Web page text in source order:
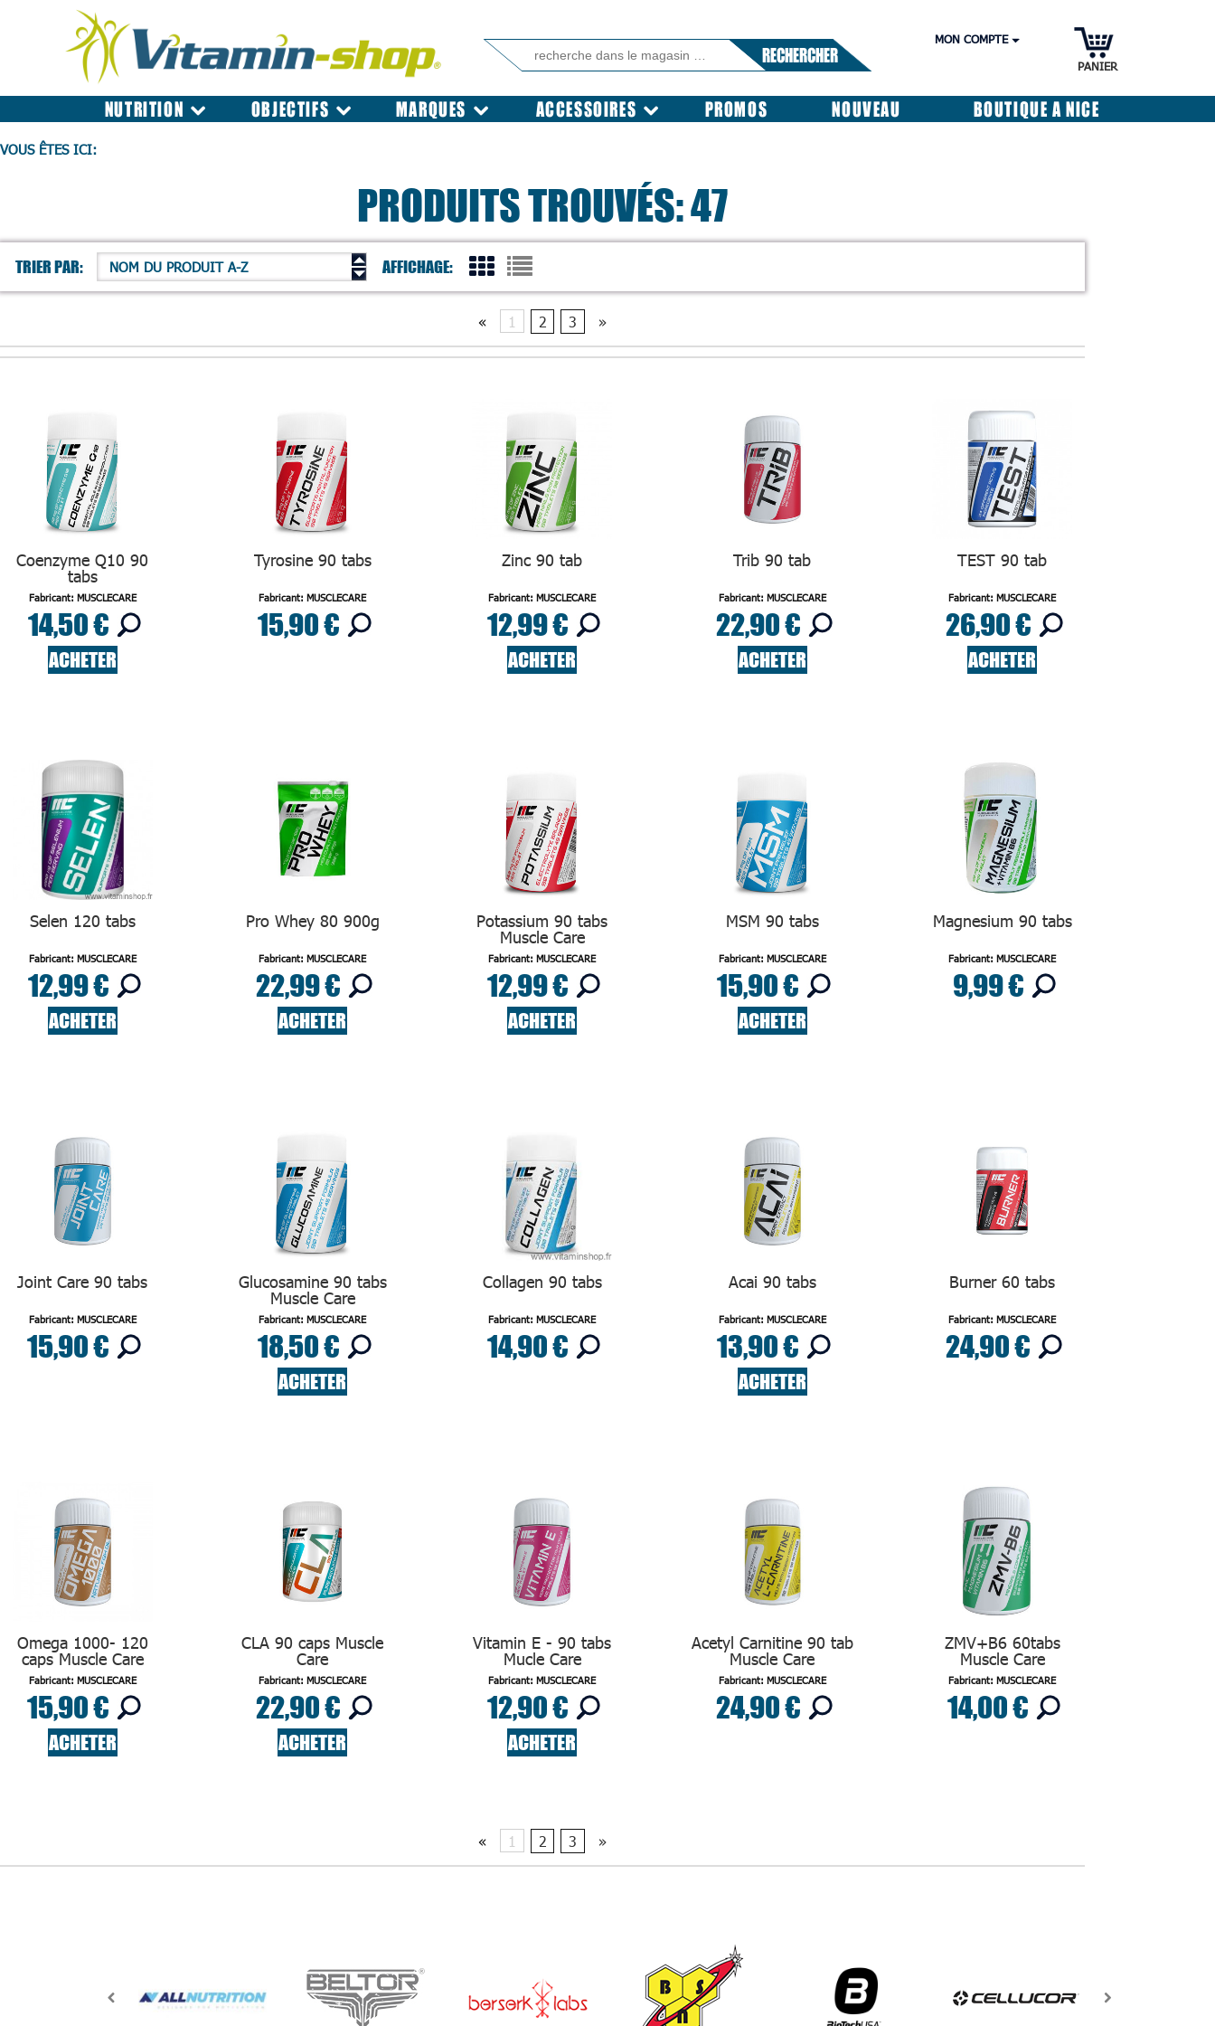
PANIER
MON COMPTE
RECHERCHER
NUTRITION OBJECTIFS MARQUES ACCESSOIRES PROMOS NOUVEAU BOUTIQUE A NICE
VOUS ÊTES ICI:
PRODUITS TROUVÉS: 47
TRIER PAR: NOM DU PRODUIT A-Z AFFICHAGE:
« 1 2 3 »
Coenzyme Q10 90
tabs
Fabricant: MUSCLECARE
14,50 €
ACHETER
Tyrosine 90 tabs
Fabricant: MUSCLECARE
15,90 €
Zinc 90 tab
Fabricant: MUSCLECARE
12,99 €
ACHETER
Trib 90 tab
Fabricant: MUSCLECARE
22,90 €
ACHETER
TEST 90 tab
Fabricant: MUSCLECARE
26,90 €
ACHETER
Selen 120 tabs
Fabricant: MUSCLECARE
12,99 €
ACHETER
Pro Whey 80 900g
Fabricant: MUSCLECARE
22,99 €
ACHETER
Potassium 90 tabs
Muscle Care
Fabricant: MUSCLECARE
12,99 €
ACHETER
MSM 90 tabs
Fabricant: MUSCLECARE
15,90 €
ACHETER
Magnesium 90 tabs
Fabricant: MUSCLECARE
9,99 €
Joint Care 90 tabs
Fabricant: MUSCLECARE
15,90 €
Glucosamine 90 tabs
Muscle Care
Fabricant: MUSCLECARE
18,50 €
ACHETER
Collagen 90 tabs
Fabricant: MUSCLECARE
14,90 €
Acai 90 tabs
Fabricant: MUSCLECARE
13,90 €
ACHETER
Burner 60 tabs
Fabricant: MUSCLECARE
24,90 €
Omega 1000- 120
caps Muscle Care
Fabricant: MUSCLECARE
15,90 €
ACHETER
CLA 90 caps Muscle
Care
Fabricant: MUSCLECARE
22,90 €
ACHETER
Vitamin E - 90 tabs
Mucle Care
Fabricant: MUSCLECARE
12,90 €
ACHETER
Acetyl Carnitine 90 tab
Muscle Care
Fabricant: MUSCLECARE
24,90 €
ZMV+B6 60tabs
Muscle Care
Fabricant: MUSCLECARE
14,00 €
« 1 2 3 »